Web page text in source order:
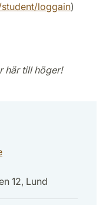
loggain)
här till höger!
12, Lund